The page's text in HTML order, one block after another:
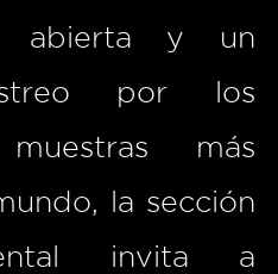
abierta y un
por los
más
la sección
invita a